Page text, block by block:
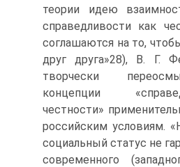
теории идею
справедливости как
соглашаются на то,
друг друга»28), В. Г.
творчески
концепции
честности»
российским условиям.
социальный статус не
современного